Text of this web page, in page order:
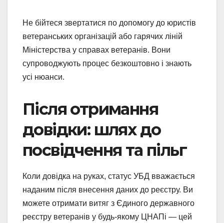
Не бійтеся звертатися по допомогу до юристів
ветеранських організацій або гарячих ліній
Міністерства у справах ветеранів. Вони
супроводжують процес безкоштовно і знають
усі нюанси.
Після отримання
довідки: шлях до
посвідчення та пільг
Коли довідка на руках, статус УБД вважається
наданим після внесення даних до реєстру. Ви
можете отримати витяг з Єдиного державного
реєстру ветеранів у будь-якому ЦНАПі — цей